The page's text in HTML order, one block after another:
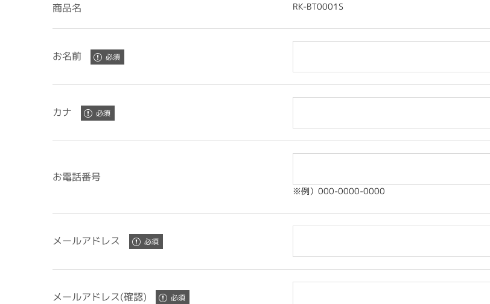
商品名 RK-BT0001S
お名前
カナ
お電話番号
※例）000-0000-0000
メールアドレス
メールアドレス(確認)